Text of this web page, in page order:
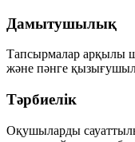
Дамытушылық
Тапсырмалар арқылы
және пәнге
Тәрбиелік
Оқушыларды